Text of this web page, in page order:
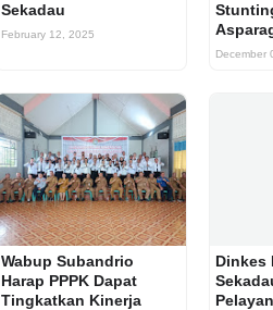
Sekadau
February 12, 2025
December
Wabup Subandrio
Harap PPPK Dapat
Tingkatkan Kinerja
Dinkes